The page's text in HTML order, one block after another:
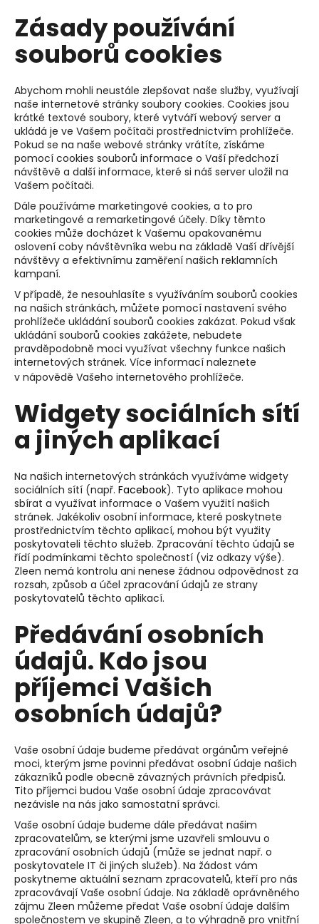
Zásady používání
souborů cookies
Abychom mohli neustále zlepšovat naše služby, využívají
naše internetové stránky soubory cookies. Cookies jsou
krátké textové soubory, které vytváří webový server a
ukládá je ve Vašem počítači prostřednictvím prohlížeče.
Pokud se na naše webové stránky vrátíte, získáme
pomocí cookies souborů informace o Vaší předchozí
návštěvě a další informace, které si náš server uložil na
Vašem počítači.
Dále používáme marketingové cookies, a to pro
marketingové a remarketingové účely. Díky těmto
cookies může docházet k Vašemu opakovanému
oslovení coby návštěvníka webu na základě Vaší dřívější
návštěvy a efektivnímu zaměření našich reklamních
kampaní.
V případě, že nesouhlasíte s využíváním souborů cookies
na našich stránkách, můžete pomocí nastavení svého
prohlížeče ukládání souborů cookies zakázat. Pokud však
ukládání souborů cookies zakážete, nebudete
pravděpodobně moci využívat všechny funkce našich
internetových stránek. Více informací naleznete
v nápovědě Vašeho internetového prohlížeče.
Widgety sociálních sítí
a jiných aplikací
Na našich internetových stránkách využíváme widgety
sociálních sítí (např. Facebook). Tyto aplikace mohou
sbírat a využívat informace o Vašem využití našich
stránek. Jakékoliv osobní informace, které poskytnete
prostřednictvím těchto aplikací, mohou být využity
poskytovateli těchto služeb. Zpracování těchto údajů se
řídí podmínkami těchto společností (viz odkazy výše).
Zleen nemá kontrolu ani nenese žádnou odpovědnost za
rozsah, způsob a účel zpracování údajů ze strany
poskytovatelů těchto aplikací.
Předávání osobních
údajů. Kdo jsou
příjemci Vašich
osobních údajů?
Vaše osobní údaje budeme předávat orgánům veřejné
moci, kterým jsme povinni předávat osobní údaje našich
zákazníků podle obecně závazných právních předpisů.
Tito příjemci budou Vaše osobní údaje zpracovávat
nezávisle na nás jako samostatní správci.
Vaše osobní údaje budeme dále předávat našim
zpracovatelům, se kterými jsme uzavřeli smlouvu o
zpracování osobních údajů (může se jednat např. o
poskytovatele IT či jiných služeb). Na žádost vám
poskytneme aktuální seznam zpracovatelů, kteří pro nás
zpracovávají Vaše osobní údaje. Na základě oprávněného
zájmu Zleen můžeme předat Vaše osobní údaje dalším
společnostem ve skupině Zleen, a to výhradně pro vnitřní